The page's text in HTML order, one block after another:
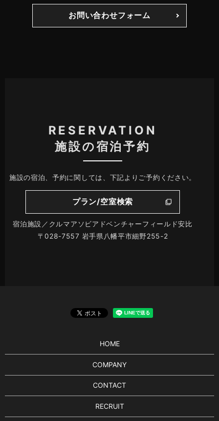
お問い合わせフォーム
RESERVATION
施設の宿泊予約
施設の宿泊、予約に関しては、下記よりご予約ください。
プラン/空室検索
宿泊施設／クルマアソビアドベンチャーフィールド安比
〒028-7557 岩手県八幡平市細野255-2
HOME
COMPANY
CONTACT
RECRUIT